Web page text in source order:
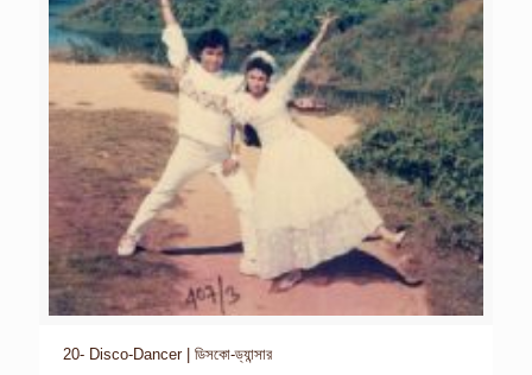
20- Disco-Dancer | ডিসকো-ড্যান্সার